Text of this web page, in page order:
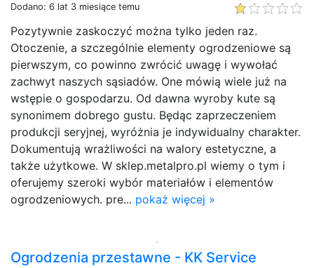
Dodano: 6 lat 3 miesiące temu
Pozytywnie zaskoczyć można tylko jeden raz.
Otoczenie, a szczególnie elementy ogrodzeniowe są
pierwszym, co powinno zwrócić uwagę i wywołać
zachwyt naszych sąsiadów. One mówią wiele już na
wstępie o gospodarzu. Od dawna wyroby kute są
synonimem dobrego gustu. Będąc zaprzeczeniem
produkcji seryjnej, wyróżnia je indywidualny charakter.
Dokumentują wrażliwości na walory estetyczne, a
także użytkowe. W sklep.metalpro.pl wiemy o tym i
oferujemy szeroki wybór materiałów i elementów
ogrodzeniowych. pre... pokaż więcej »
Ogrodzenia przestawne - KK Service